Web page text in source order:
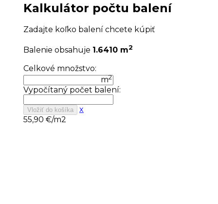
Kalkulátor počtu balení
Zadajte koľko balení chcete kúpiť
Balenie obsahuje 1.6410 m2
Celkové množstvo:
m2
Vypočítaný počet balení:
Vložiť do košíka
x
55,90 €/m2